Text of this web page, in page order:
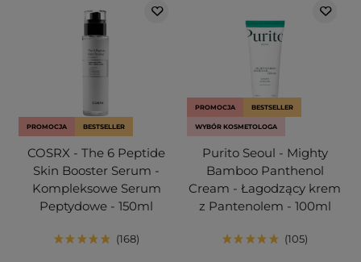
PROMOCJA BESTSELLER
COSRX - The 6 Peptide
Skin Booster Serum -
Kompleksowe Serum
Peptydowe - 150ml
168
PROMOCJA BESTSELLER
WYBÓR KOSMETOLOGA
Purito Seoul - Mighty
Bamboo Panthenol
Cream - Łagodzący krem
z Pantenolem - 100ml
105